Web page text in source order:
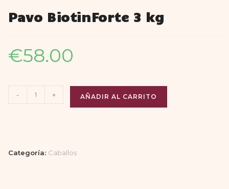
Pavo BiotinForte 3 kg
€58.00
- + AÑADIR AL CARRITO
Categoría: Caballos